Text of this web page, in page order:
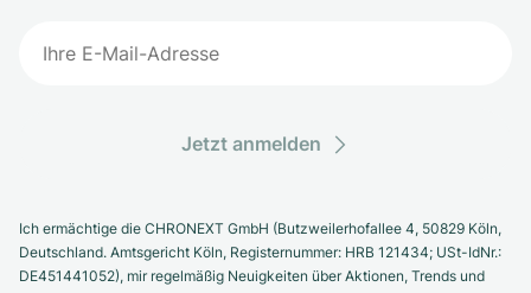
Jetzt anmelden
Ich ermächtige die CHRONEXT GmbH (Butzweilerhofallee 4, 50829 Köln,
Deutschland. Amtsgericht Köln, Registernummer: HRB 121434; USt-IdNr.:
DE451441052), mir regelmäßig Neuigkeiten über Aktionen, Trends und